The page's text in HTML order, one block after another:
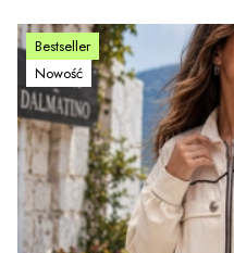
Bestseller
Nowość